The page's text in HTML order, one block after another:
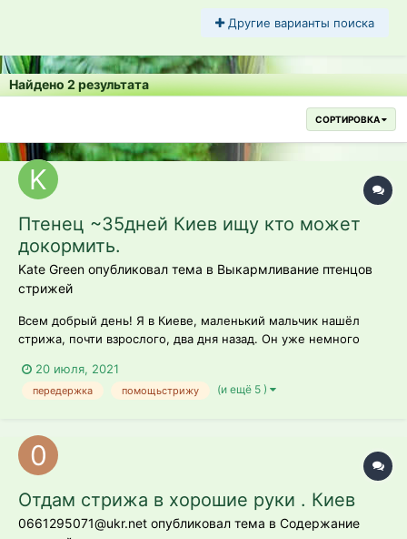
Другие варианты поиска
Найдено 2 результата
СОРТИРОВКА
Птенец ~35дней Киев ищу кто может
докормить.
Kate Green опубликовал тема в Выкармливание птенцов
стрижей
Всем добрый день! Я в Киеве, маленький мальчик нашёл
стрижа, почти взрослого, два дня назад. Он уже немного
никаких поврежлений, резвый, но птенец ещё - есть на
маховых самых больших перьях в основании ещё трубочки -
20 июля, 2021
передержка помощьстрижу (и ещё 5 )
Отдам стрижа в хорошие руки . Киев
0661295071@ukr.net опубликовал тема в Содержание